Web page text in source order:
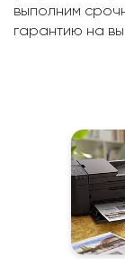
выполним
гарантию на